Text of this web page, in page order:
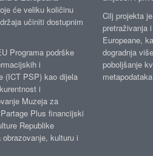
će veliku količinu
učiniti dostupnim
Programa podrške
i
(ICT PSP) kao dijela
i
Muzeja za
Plus financijski
Republike
kulturu i
Cilj projekta
pretraživanja
Europeane,
dogradnja
poboljšanje